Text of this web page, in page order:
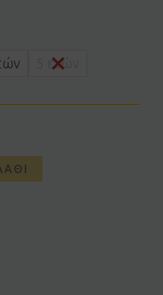
5 ετών